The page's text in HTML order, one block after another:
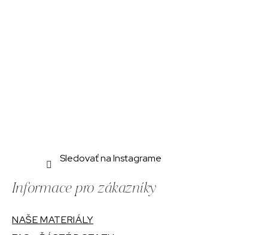
Sledovať na Instagrame
Informace pro zákazníky
NAŠE MATERIÁLY